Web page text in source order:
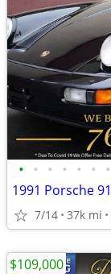
• • • • • • •
7/14 37k mi
$109,000